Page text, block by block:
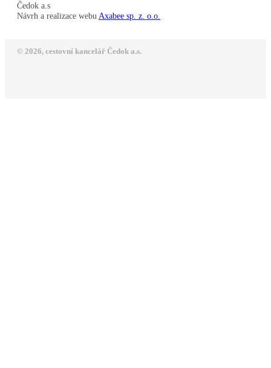
Čedok a.s
Návrh a realizace webu Axabee sp. z. o.o.
© 2026, cestovní kancelář Čedok a.s.